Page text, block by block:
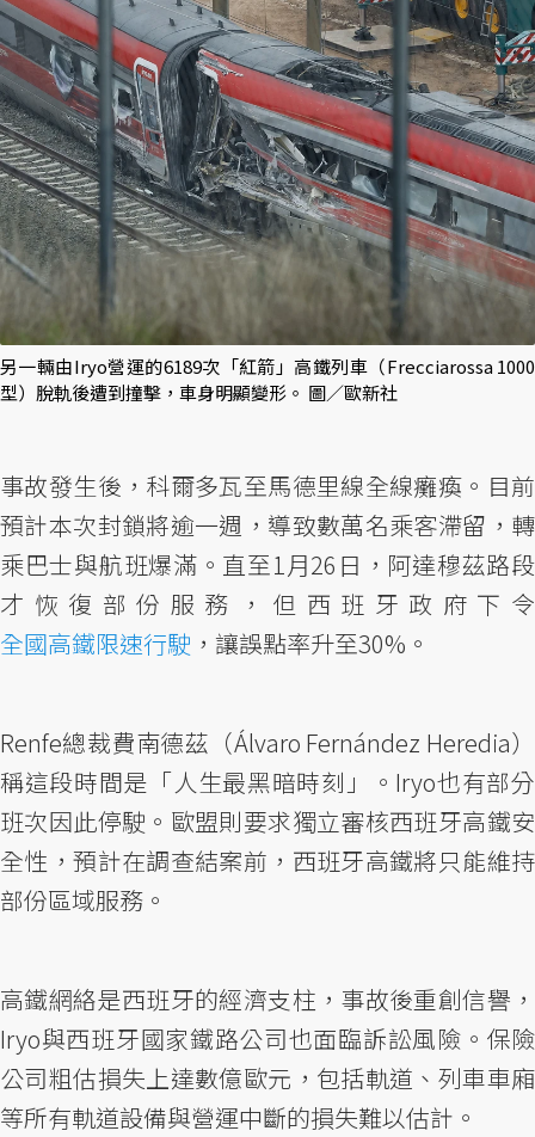
另一輛由Iryo營運的6189次「紅箭」高鐵列車（Frecciarossa 1000
型）脫軌後遭到撞擊，車身明顯變形。 圖／歐新社
事故發生後，科爾多瓦至馬德里線全線癱瘓。目前
預計本次封鎖將逾一週，導致數萬名乘客滯留，轉
乘巴士與航班爆滿。直至1月26日，阿達穆茲路段
才恢復部份服務，但西班牙政府下令
全國高鐵限速行駛 ，讓誤點率升至30%。
Renfe總裁費南德茲（Álvaro Fernández Heredia）
稱這段時間是「人生最黑暗時刻」。Iryo也有部分
班次因此停駛。歐盟則要求獨立審核西班牙高鐵安
全性，預計在調查結案前，西班牙高鐵將只能維持
部份區域服務。
高鐵網絡是西班牙的經濟支柱，事故後重創信譽，
Iryo與西班牙國家鐵路公司也面臨訴訟風險。保險
公司粗估損失上達數億歐元，包括軌道、列車車廂
等所有軌道設備與營運中斷的損失難以估計。